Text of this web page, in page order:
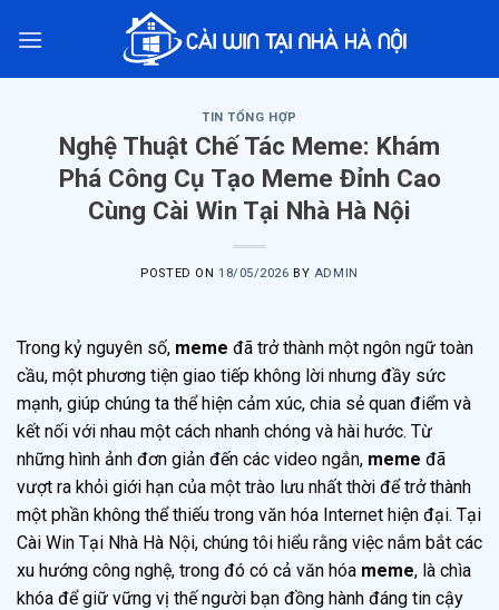
TIN TỔNG HỢP
Nghệ Thuật Chế Tác Meme: Khám
Phá Công Cụ Tạo Meme Đỉnh Cao
Cùng Cài Win Tại Nhà Hà Nội
POSTED ON 18/05/2026 BY ADMIN
Trong kỷ nguyên số, meme đã trở thành một ngôn ngữ toàn
cầu, một phương tiện giao tiếp không lời nhưng đầy sức
mạnh, giúp chúng ta thể hiện cảm xúc, chia sẻ quan điểm và
kết nối với nhau một cách nhanh chóng và hài hước. Từ
những hình ảnh đơn giản đến các video ngắn, meme đã
vượt ra khỏi giới hạn của một trào lưu nhất thời để trở thành
một phần không thể thiếu trong văn hóa Internet hiện đại. Tại
Cài Win Tại Nhà Hà Nội, chúng tôi hiểu rằng việc nắm bắt các
xu hướng công nghệ, trong đó có cả văn hóa meme, là chìa
khóa để giữ vững vị thế người bạn đồng hành đáng tin cậy